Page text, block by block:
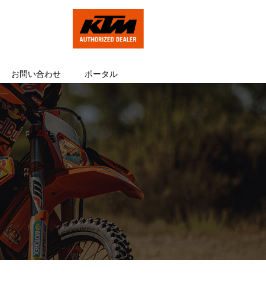
お問い合わせ ポータル